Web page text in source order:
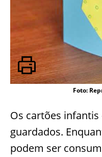
Foto:
Os cartões
guardados.
podem ser